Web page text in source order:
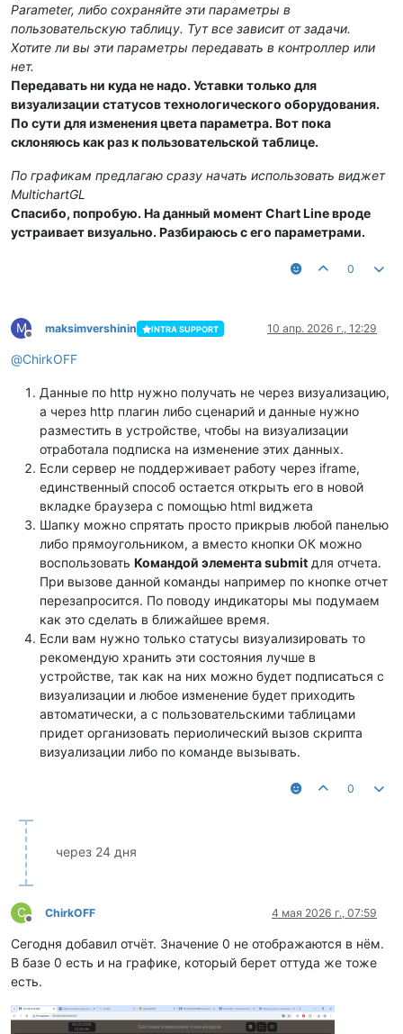
Parameter, либо сохраняйте эти параметры в
пользовательскую таблицу. Тут все зависит от задачи.
Хотите ли вы эти параметры передавать в контроллер или
нет.
Передавать ни куда не надо. Уставки только для
визуализации статусов технологического оборудования.
По сути для изменения цвета параметра. Вот пока
склоняюсь как раз к пользовательской таблице.
По графикам предлагаю сразу начать использовать виджет
MultichartGL
Спасибо, попробую. На данный момент Chart Line вроде
устраивает визуально. Разбираюсь с его параметрами.
0
M
Не в сети
maksimvershinin INTRA SUPPORT 10 апр. 2026 г., 12:29
@ChirkOFF
Данные по http нужно получать не через визуализацию,
а через http плагин либо сценарий и данные нужно
разместить в устройстве, чтобы на визуализации
отработала подписка на изменение этих данных.
Если сервер не поддерживает работу через iframe,
единственный способ остается открыть его в новой
вкладке браузера с помощью html виджета
Шапку можно спрятать просто прикрыв любой панелью
либо прямоугольником, а вместо кнопки ОК можно
воспользовать Командой элемента submit для отчета.
При вызове данной команды например по кнопке отчет
перезапросится. По поводу индикаторы мы подумаем
как это сделать в ближайшее время.
Если вам нужно только статусы визуализировать то
рекомендую хранить эти состояния лучше в
устройстве, так как на них можно будет подписаться с
визуализации и любое изменение будет приходить
автоматически, а с пользовательскими таблицами
придет организовать периолический вызов скрипта
визуализации либо по команде вызывать.
0
через 24 дня
C
Не в сети
ChirkOFF 4 мая 2026 г., 07:59
Сегодня добавил отчёт. Значение 0 не отображаются в нём.
В базе 0 есть и на графике, который берет оттуда же тоже
есть.